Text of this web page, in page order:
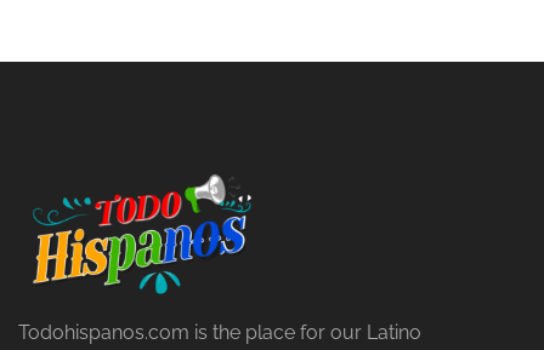
Todohispanos.com is the place for our Latino